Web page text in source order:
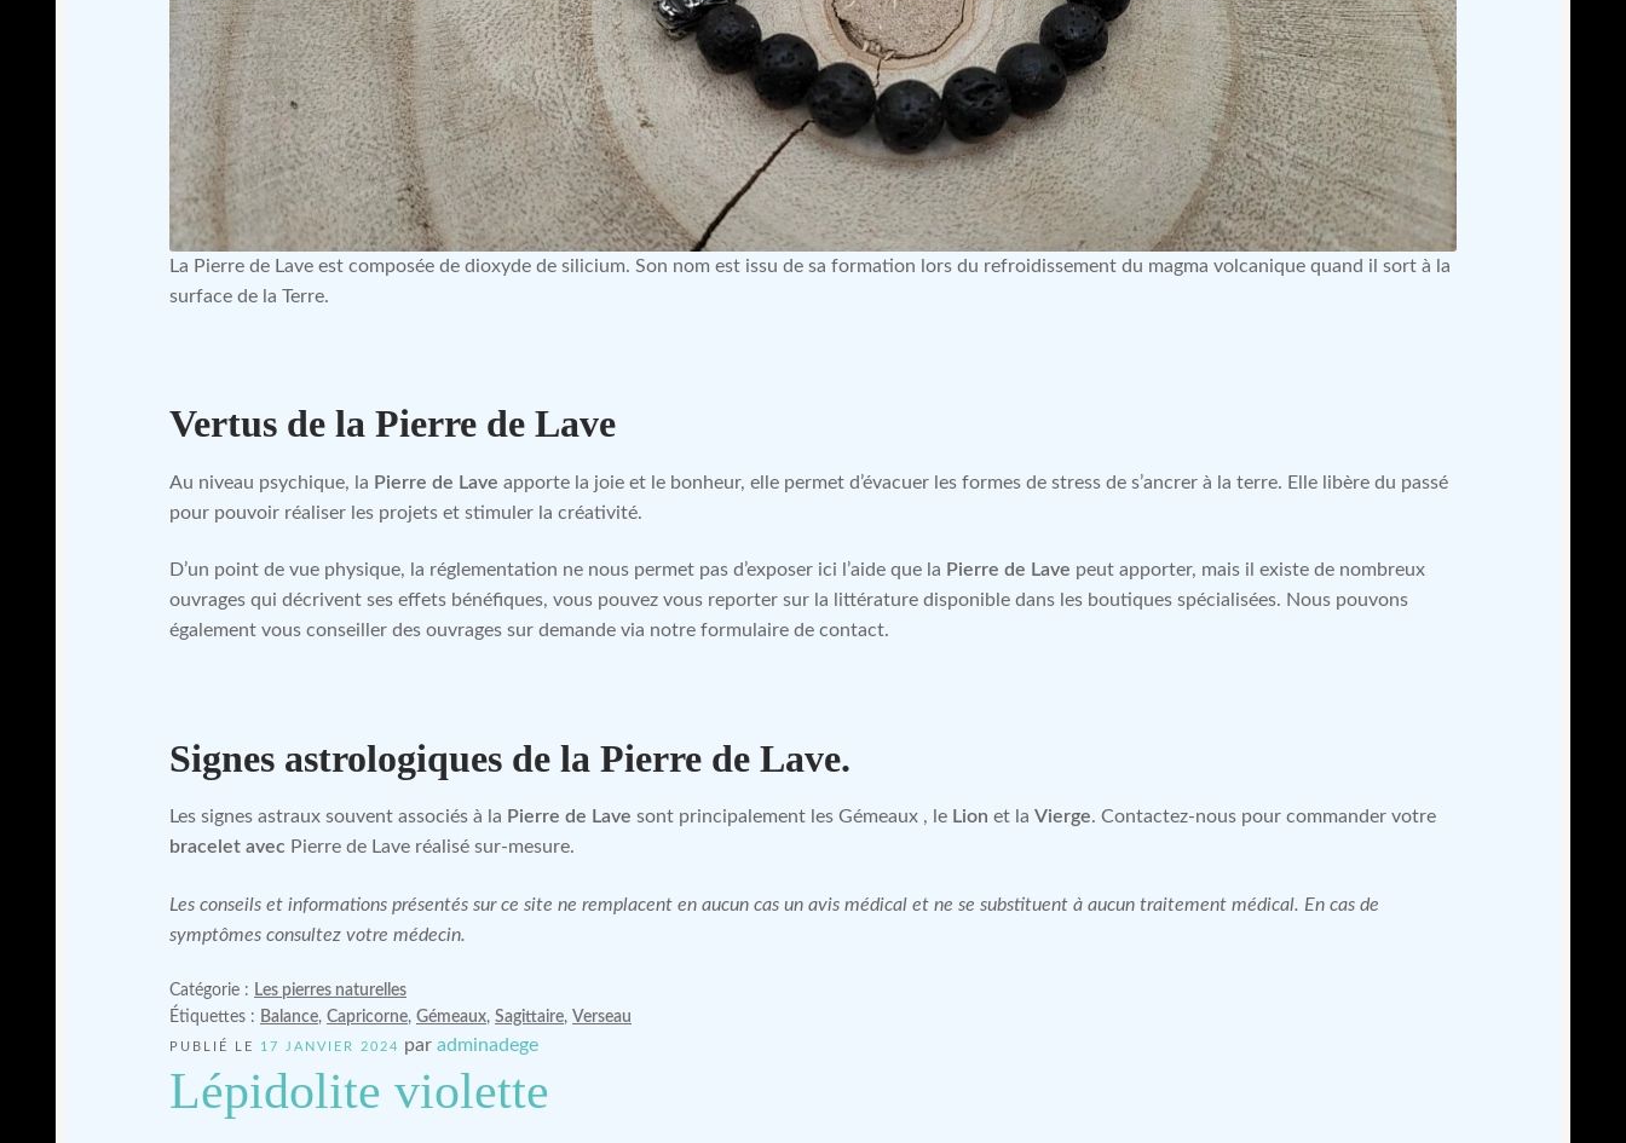
La Pierre de Lave est composée de dioxyde de silicium. Son nom est issu de sa formation lors du refroidissement du magma volcanique quand il sort à la
surface de la Terre.
Vertus de la Pierre de Lave
Au niveau psychique, la Pierre de Lave apporte la joie et le bonheur, elle permet d’évacuer les formes de stress de s’ancrer à la terre. Elle libère du passé
pour pouvoir réaliser les projets et stimuler la créativité.
D’un point de vue physique, la réglementation ne nous permet pas d’exposer ici l’aide que la Pierre de Lave peut apporter, mais il existe de nombreux
ouvrages qui décrivent ses effets bénéfiques, vous pouvez vous reporter sur la littérature disponible dans les boutiques spécialisées. Nous pouvons
également vous conseiller des ouvrages sur demande via notre formulaire de contact.
Signes astrologiques de la Pierre de Lave.
Les signes astraux souvent associés à la Pierre de Lavesont principalement les Gémeaux , le Lion et laVierge. Contactez-nous pour commander votre
bracelet avec Pierre de Lave réalisé sur-mesure.
Les conseils et informations présentés sur ce site ne remplacent en aucun cas un avis médical et ne se substituent à aucun traitement médical. En cas de
symptômes consultez votre médecin.
Catégorie : Les pierres naturelles
Étiquettes : Balance,Capricorne,Gémeaux,Sagittaire, Verseau
PUBLIÉ LE 17 JANVIER 2024 paradminadege
Lépidolite violette